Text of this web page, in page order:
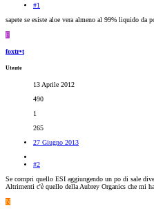
#1
sapete se esiste aloe vera almeno al 99% liquido da
F
foxtr•t
Utente
13 Aprile 2012
490
1
265
27 Giugno 2013
#2
Se compri quello ESI aggiungendo un po di sale
Altrimenti c'è quello della Aubrey Organics che mi
N